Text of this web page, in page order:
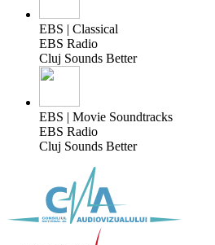
EBS | Classical
EBS Radio
Cluj Sounds Better
EBS | Movie Soundtracks
EBS Radio
Cluj Sounds Better